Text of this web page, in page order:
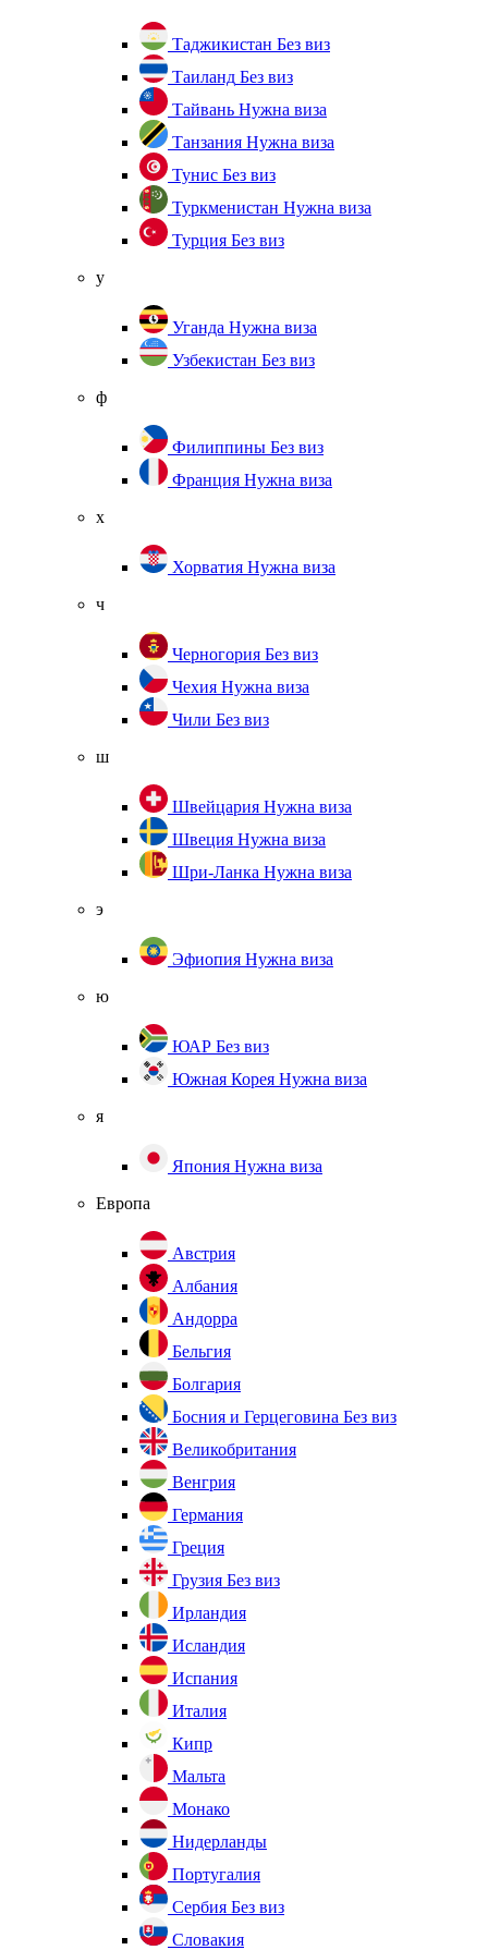
Таджикистан Без виз
Таиланд Без виз
Тайвань Нужна виза
Танзания Нужна виза
Тунис Без виз
Туркменистан Нужна виза
Турция Без виз
у
Уганда Нужна виза
Узбекистан Без виз
ф
Филиппины Без виз
Франция Нужна виза
х
Хорватия Нужна виза
ч
Черногория Без виз
Чехия Нужна виза
Чили Без виз
ш
Швейцария Нужна виза
Швеция Нужна виза
Шри-Ланка Нужна виза
э
Эфиопия Нужна виза
ю
ЮАР Без виз
Южная Корея Нужна виза
я
Япония Нужна виза
Европа
Австрия
Албания
Андорра
Бельгия
Болгария
Босния и Герцеговина Без виз
Великобритания
Венгрия
Германия
Греция
Грузия Без виз
Ирландия
Исландия
Испания
Италия
Кипр
Мальта
Монако
Нидерланды
Португалия
Сербия Без виз
Словакия